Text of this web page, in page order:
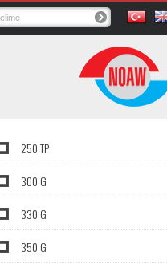
250 TP
300 G
330 G
350 G